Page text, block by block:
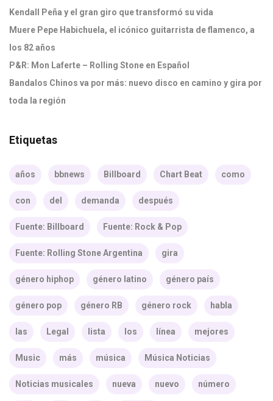
Kendall Peña y el gran giro que transformó su vida
Muere Pepe Habichuela, el icónico guitarrista de flamenco, a
los 82 años
P&R: Mon Laferte – Rolling Stone en Español
Bandalos Chinos va por más: nuevo disco en camino y gira por
toda la región
Etiquetas
años bbnews Billboard Chart Beat como
con del demanda después
Fuente: Billboard Fuente: Rock & Pop
Fuente: Rolling Stone Argentina gira
género hiphop género latino género país
género pop género RB género rock habla
las Legal lista los línea mejores
Music más música Música Noticias
Noticias musicales nueva nuevo número